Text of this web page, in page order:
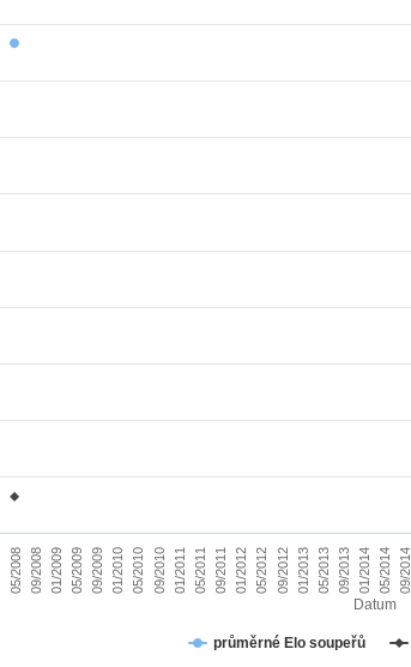
Datum
průměrné Elo soupeřů
05/2008 09/2008 01/2009 05/2009 09/2009 01/2010 05/2010 09/2010 01/2011 05/2011 09/2011 01/2012 05/2012 09/2012 01/2013 05/2013 09/2013 01/2014 05/2014 09/2014